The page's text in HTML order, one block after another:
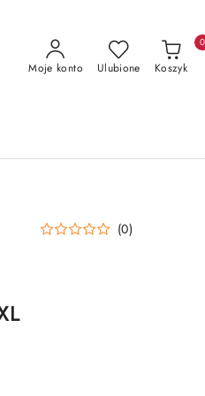
Moje konto Ulubione Koszyk
0
(0)